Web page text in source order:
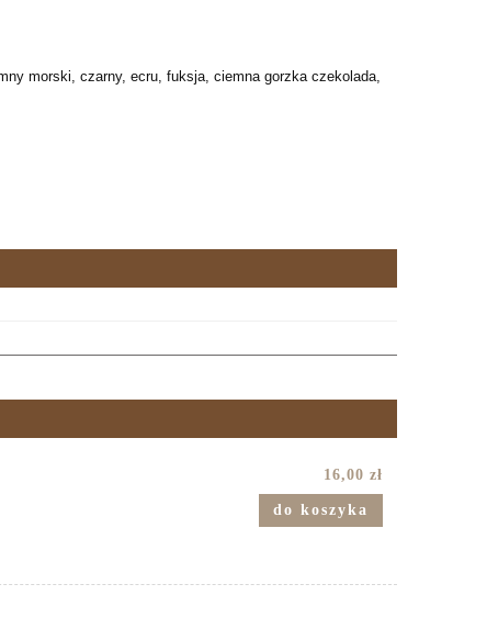
morski, czarny, ecru, fuksja, ciemna gorzka czekolada,
16,00 zł
do koszyka